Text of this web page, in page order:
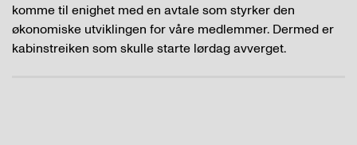
komme til enighet med en avtale som styrker den
økonomiske utviklingen for våre medlemmer. Dermed er
kabinstreiken som skulle starte lørdag avverget.